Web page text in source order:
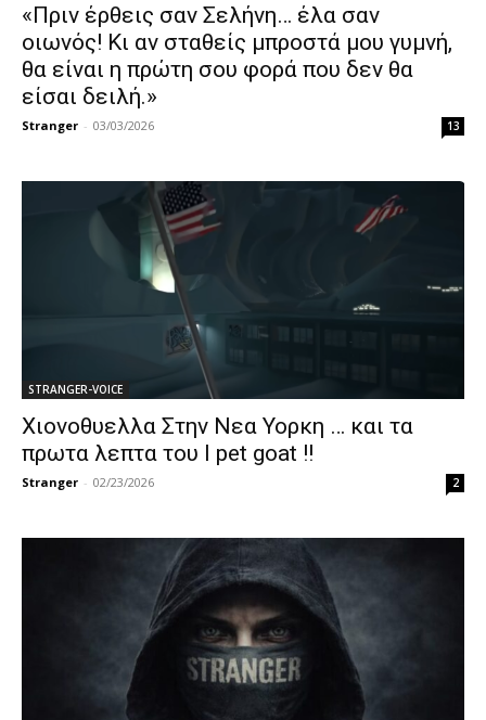
«Πριν έρθεις σαν Σελήνη… έλα σαν
οιωνός! Κι αν σταθείς μπροστά μου γυμνή,
θα είναι η πρώτη σου φορά που δεν θα
είσαι δειλή.»
Stranger - 03/03/2026 13
STRANGER-VOICE
Χιονοθυελλα Στην Νεα Υορκη … και τα
πρωτα λεπτα του I pet goat !!
Stranger - 02/23/2026 2